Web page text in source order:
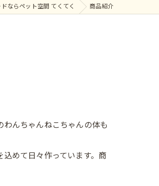
ならペット空間 てくてく 商品紹介
んちゃんねこちゃんの体も
めて日々作っています。商